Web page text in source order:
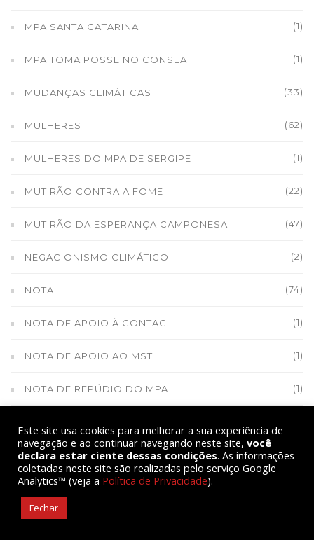
MPA SANTA CATARINA (1)
MPA TOMA POSSE NO CONSEA (1)
MUDANÇAS CLIMÁTICAS (33)
MULHERES (62)
MULHERES DO MPA DE SERGIPE (1)
MUTIRÃO CONTRA A FOME (22)
MUTIRÃO DA ESPERANÇA CAMPONESA (47)
NEGACIONISMO CLIMÁTICO (2)
NOTA (74)
NOTA DE APOIO À CONTAG (1)
NOTA DE APOIO AO MST (1)
NOTA DE REPÚDIO DO MPA (1)
NOVA CHAMADA DO PAA (1)
NOVA GERAÇÃO CAMPONESA
ONU DIREITOS DOS CAMPONESES E CAMPONESAS
Este site usa cookies para melhorar a sua experiência de
navegação e ao continuar navegando neste site, você
declara estar ciente dessas condições. As informações
coletadas neste site são realizadas pelo serviço Google
Analytics™ (veja a Política de Privacidade).
Fechar